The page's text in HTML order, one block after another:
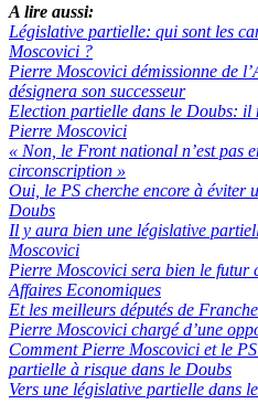
A lire aussi:
Législative partielle: qui sont les
Moscovici ?
Pierre Moscovici démissionne de
désignera son successeur
Election partielle dans le Doubs: il
Pierre Moscovici
« Non, le Front national n’est pas
circonscription »
Oui, le PS cherche encore à éviter
Doubs
Il y aura bien une législative
Moscovici
Pierre Moscovici sera bien le futur
Affaires Economiques
Et les meilleurs députés de
Pierre Moscovici chargé d’une
Comment Pierre Moscovici et le
partielle à risque dans le Doubs
Vers une législative partielle dans